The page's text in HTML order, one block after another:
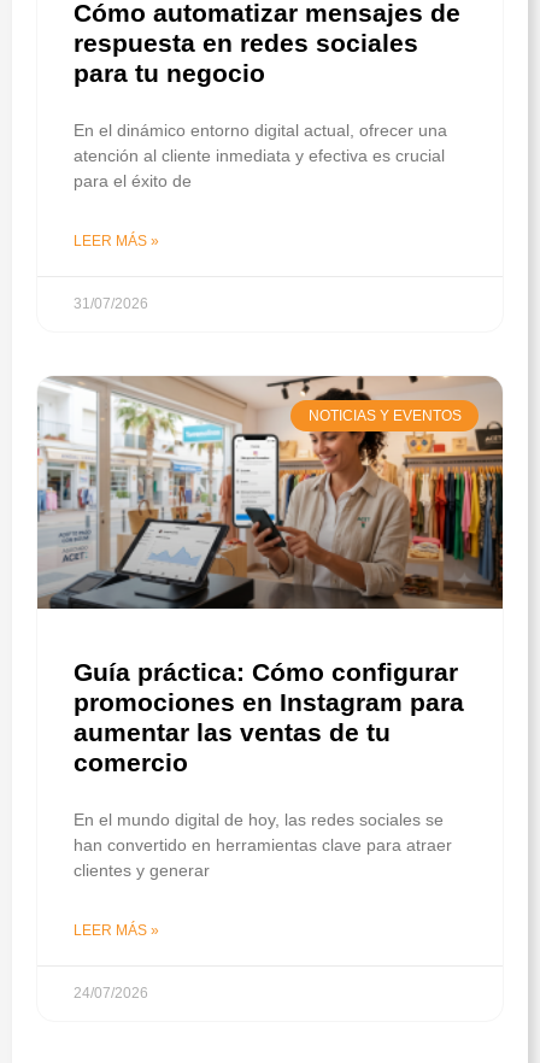
Cómo automatizar mensajes de
respuesta en redes sociales
para tu negocio
En el dinámico entorno digital actual, ofrecer una
atención al cliente inmediata y efectiva es crucial
para el éxito de
LEER MÁS »
31/07/2026
NOTICIAS Y EVENTOS
Guía práctica: Cómo configurar
promociones en Instagram para
aumentar las ventas de tu
comercio
En el mundo digital de hoy, las redes sociales se
han convertido en herramientas clave para atraer
clientes y generar
LEER MÁS »
24/07/2026